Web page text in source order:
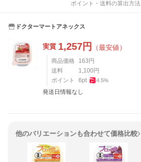
ポイント・送料の算出方法
ドクターマートアネックス
実質 1,257円 （最安値）
商品価格 163 円
送料
1,100 円
ポイント
6pt 4.5%
発送日情報なし
他のバリエーションも合わせて価格比較